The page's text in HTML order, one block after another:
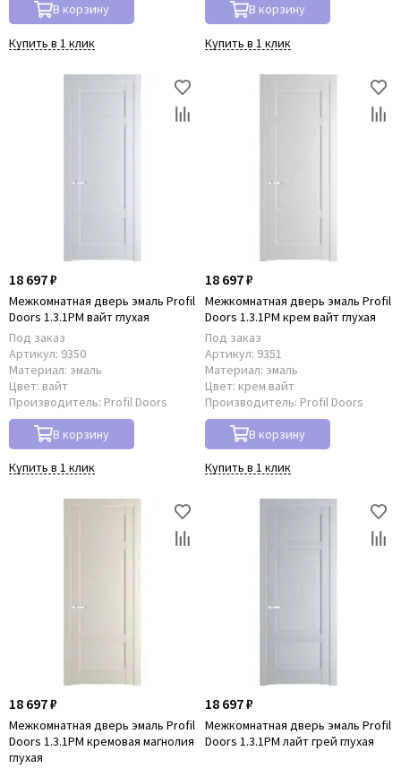
В корзину
Купить в 1 клик
В корзину
Купить в 1 клик
18 697 ₽
Межкомнатная дверь эмаль Profil
Doors 1.3.1PM вайт глухая
Под заказ
Артикул: 9350
Материал: эмаль
Цвет: вайт
Производитель: Profil Doors
В корзину
Купить в 1 клик
18 697 ₽
Межкомнатная дверь эмаль Profil
Doors 1.3.1PM крем вайт глухая
Под заказ
Артикул: 9351
Материал: эмаль
Цвет: крем вайт
Производитель: Profil Doors
В корзину
Купить в 1 клик
18 697 ₽
Межкомнатная дверь эмаль Profil
Doors 1.3.1PM кремовая магнолия
глухая
18 697 ₽
Межкомнатная дверь эмаль Profil
Doors 1.3.1PM лайт грей глухая